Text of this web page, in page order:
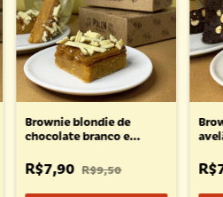
Brownie blondie de
chocolate branco e
R$7,90 R$9,50